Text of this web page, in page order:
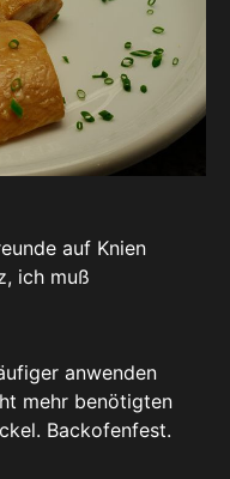
auf Knien
ich muß
anwenden
mehr benötigten
Backofenfest.